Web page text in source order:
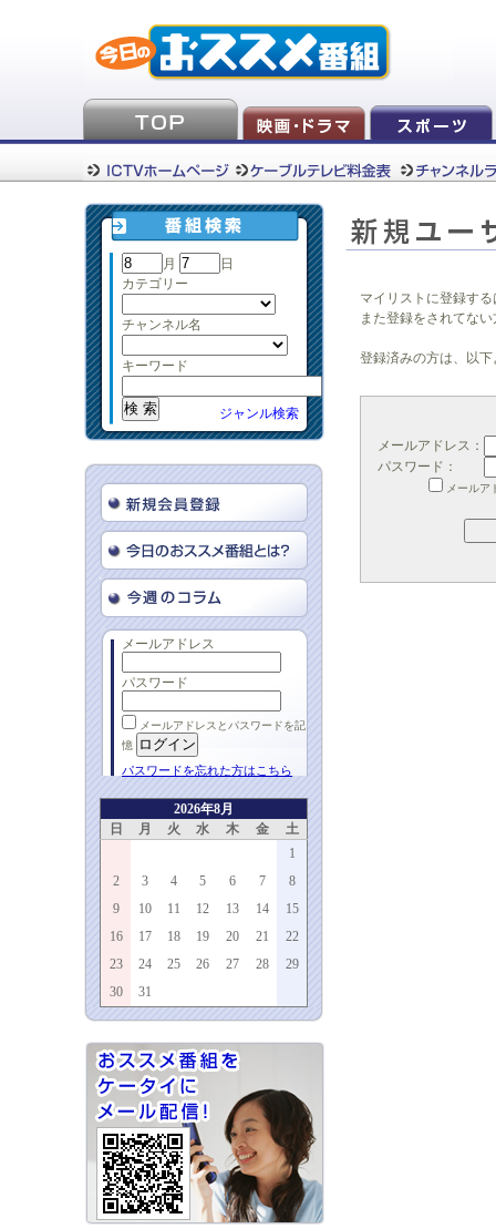
月
日
カテゴリー
チャンネル名
キーワード
ジャンル検索
メールアドレス
パスワード
メールアドレスとパスワードを記
憶
パスワードを忘れた方はこちら
2026年8月
日
月 火 水 木 金
土
1
2
3 4 5 6 7
8
9
10 11 12 13 14
15
16
17 18 19 20 21
22
23
24 25 26 27 28
29
30
31
マイリストに登録す
また登録をされてな
登録済みの方は、以
メールアドレス：
パスワード：
メールア